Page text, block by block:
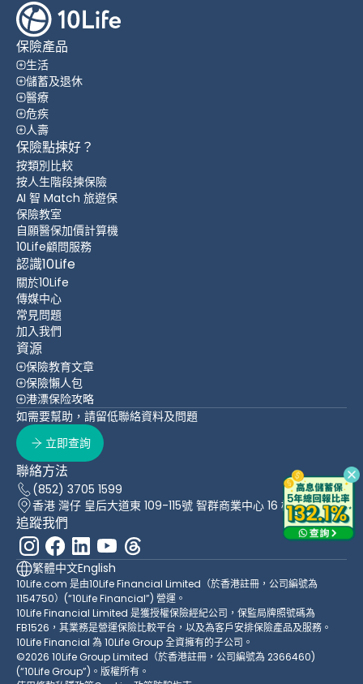
保險產品
生活
儲蓄及退休
醫療
危疾
人壽
保險點揀好？
按類別比較
按人生階段揀保險
AI 智 Match 旅遊保
保險教室
自願醫保加價計算機
10Life顧問服務
認識10Life
關於10Life
傳媒中心
常見問題
加入我們
資源
保險教育文章
保險懶人包
港漂保险攻略
如需要幫助，請留低聯絡資料及問題
立即查詢
聯絡方法
(852) 3705 1599
香港 灣仔 皇后大道東 109-115號 智群商業中心 16 樓
追蹤我們
繁體中文English
10Life.com 是由10Life Financial Limited（於香港註冊，公司編號為
1154750）(“10Life Financial”) 營運。
10Life Financial Limited 是獲授權保險經紀公司，保監局牌照號碼為
FB1526，其業務是營運保險比較平台，以及為客戶安排保險產品及服務。
10Life Financial 為 10Life Group 全資擁有的子公司。
©2026 10Life Group Limited（於香港註冊，公司編號為 2366460)
(“10Life Group”)。版權所有。